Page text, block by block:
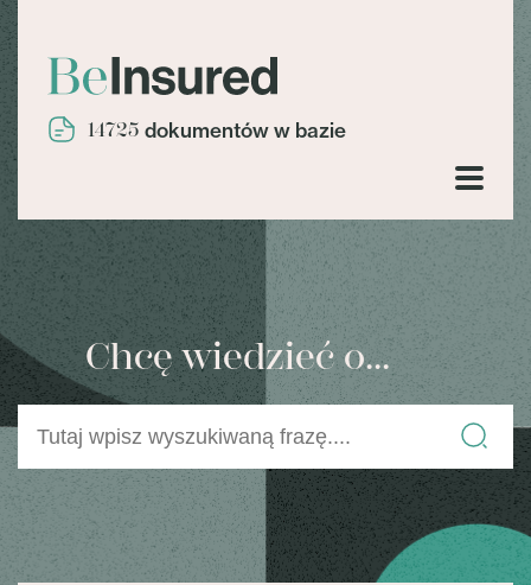
14725 dokumentów w bazie
Chcę wiedzieć o...